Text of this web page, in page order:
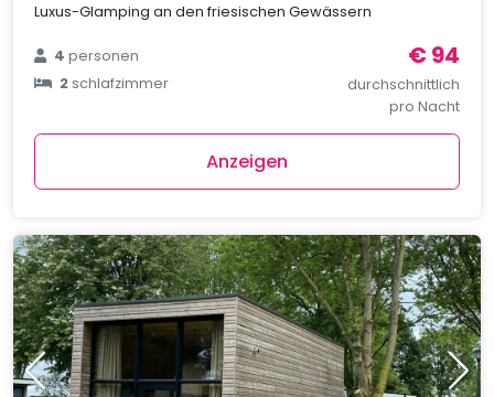
Luxus-Glamping an den friesischen Gewässern
4personen
2schlafzimmer
€ 94
durchschnittlich
pro Nacht
Anzeigen